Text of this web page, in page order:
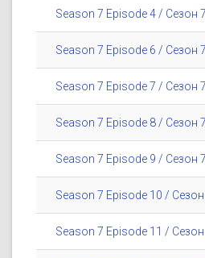
Season 7 Episode 4 / Сезон
Season 7 Episode 6 / Сезон
Season 7 Episode 7 / Сезон
Season 7 Episode 8 / Сезон
Season 7 Episode 9 / Сезон
Season 7 Episode 10 /
Season 7 Episode 11 / Сезон